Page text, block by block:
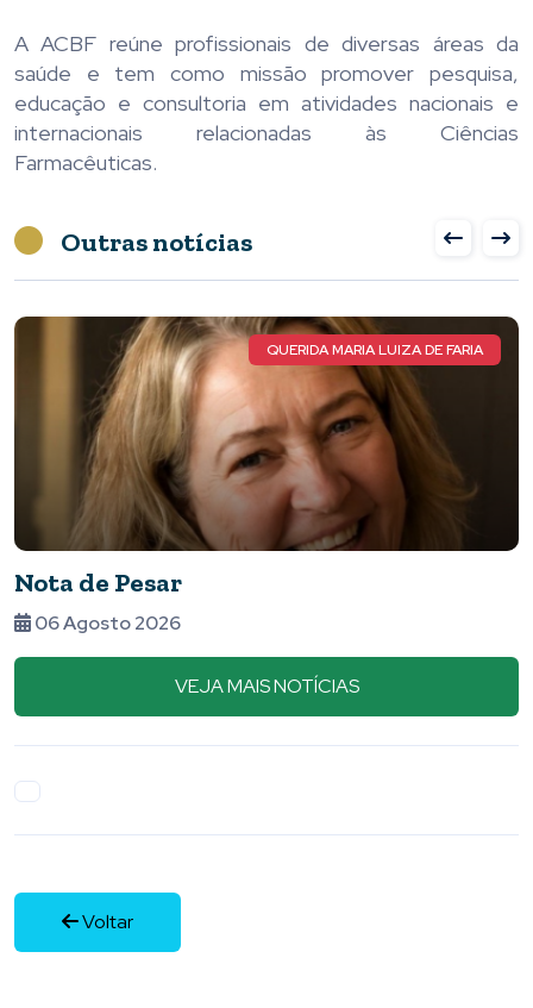
A ACBF reúne profissionais de diversas áreas da
saúde e tem como missão promover pesquisa,
educação e consultoria em atividades nacionais e
internacionais relacionadas às Ciências
Farmacêuticas.
Outras notícias
ATLETA TOTAL
Vem aí o ATLETA TOTAL, a maior
premiação do esporte de Piumhi e
05 Agosto 2026
VEJA MAIS NOTÍCIAS
Voltar